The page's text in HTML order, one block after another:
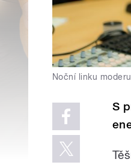
Noční linku
S